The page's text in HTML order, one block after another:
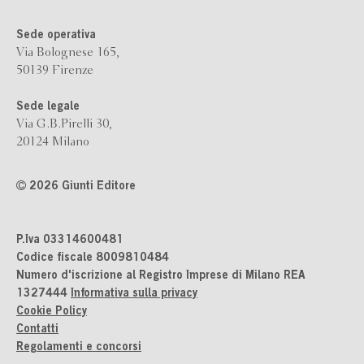
Sede operativa
Via Bolognese 165,
50139 Firenze
Sede legale
Via G.B.Pirelli 30,
20124 Milano
2026 Giunti Editore
P.Iva 03314600481
Codice fiscale 8009810484
Numero d'iscrizione al Registro Imprese di Milano REA
1327444 Informativa sulla privacy
Cookie Policy
Contatti
Regolamenti e concorsi